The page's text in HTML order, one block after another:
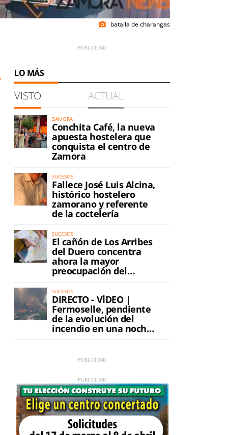
photo_camera batalla de charangas
LO MÁS
VISTO ACTUAL
ZAMORA
Conchita Café, la nueva
apuesta hostelera que
conquista el centro de
Zamora
SUCESOS
Fallece José Luis Alcina,
histórico hostelero
zamorano y referente
de la coctelería
SUCESOS
El cañón de Los Arribes
del Duero concentra
ahora la mayor
preocupación del
incendio
SUCESOS
DIRECTO - VÍDEO |
Fermoselle, pendiente
de la evolución del
incendio en una noche